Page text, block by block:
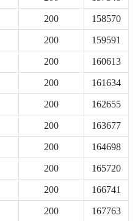
200 158570
200 159591
200 160613
200 161634
200 162655
200 163677
200 164698
200 165720
200 166741
200 167763